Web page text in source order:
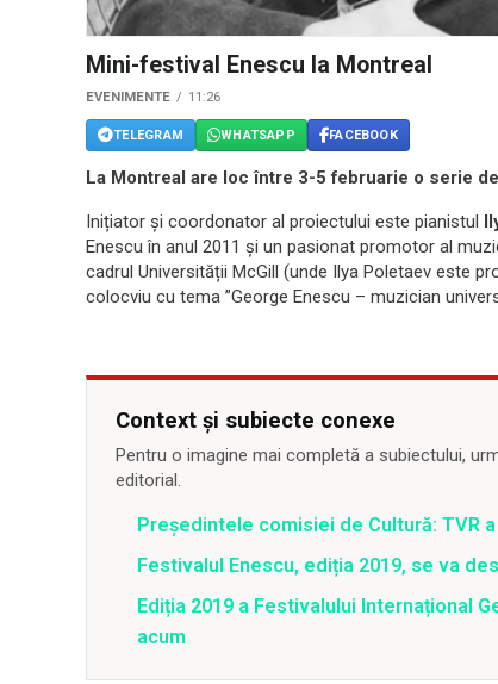
Mini-festival Enescu la Montreal
EVENIMENTE 11:26
TELEGRAM WHATSAPP FACEBOOK
La Montreal are loc între 3-5 februarie o serie
Inițiator și coordonator al proiectului este pianistul
Enescu în anul 2011 și un pasionat promotor al
cadrul Universității McGill (unde Ilya Poletaev este
colocviu cu tema ”George Enescu – muzician
Context și subiecte conexe
Pentru o imagine mai completă a subiectului,
editorial.
Preşedintele comisiei de Cultură: TVR
Festivalul Enescu, ediția 2019, se va
Ediția 2019 a Festivalului Internațional
acum